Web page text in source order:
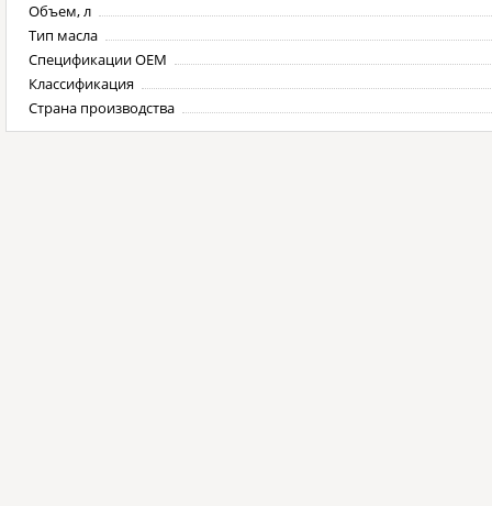
Объем, л
Тип масла
Спецификации OEM
Классификация
Страна производства